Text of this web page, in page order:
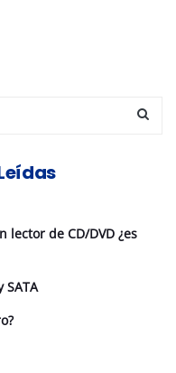
lector de CD/DVD ¿es
SATA